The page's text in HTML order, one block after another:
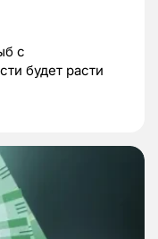
с
будет расти